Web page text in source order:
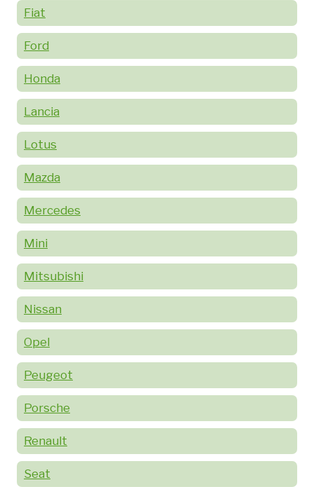
Fiat
Ford
Honda
Lancia
Lotus
Mazda
Mercedes
Mini
Mitsubishi
Nissan
Opel
Peugeot
Porsche
Renault
Seat